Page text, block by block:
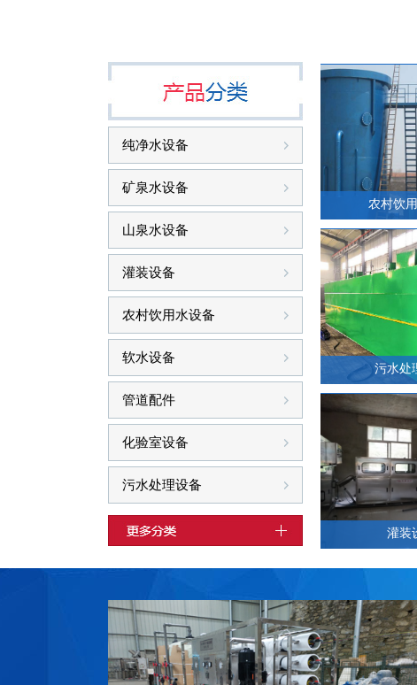
纯净水设备
矿泉水设备
山泉水设备
灌装设备
农村饮用水设备
软水设备
管道配件
化验室设备
污水处理设备